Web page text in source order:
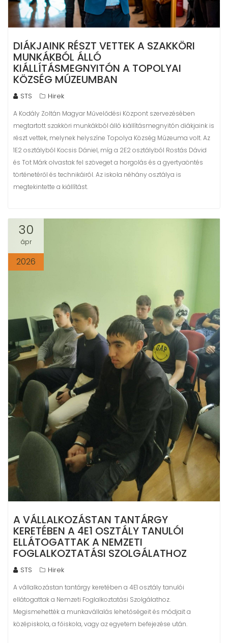
DIÁKJAINK RÉSZT VETTEK A SZAKKÖRI
MUNKÁKBÓL ÁLLÓ
KIÁLLÍTÁSMEGNYITÓN A TOPOLYAI
KÖZSÉG MÚZEUMBAN
STS Hirek
A Kodály Zoltán Magyar Művelődési Központ szervezésében
megtartott szakköri munkákból álló kiállításmegnyitón diákjaink is
részt vettek, melynek helyszíne Topolya Község Múzeuma volt. Az
1E2 osztályból Kocsis Dániel, míg a 2E2 osztályból Rostás Dávid
és Tot Márk olvastak fel szöveget a horgolás és a gyertyaöntés
történetéről és technikáiról. Az iskola néhány osztálya is
megtekintette a kiállítást.
30
ápr
2026
A VÁLLALKOZÁSTAN TANTÁRGY
KERETÉBEN A 4E1 OSZTÁLY TANULÓI
ELLÁTOGATTAK A NEMZETI
FOGLALKOZTATÁSI SZOLGÁLATHOZ
STS Hirek
A vállalkozástan tantárgy keretében a 4E1 osztály tanulói
ellátogattak a Nemzeti Foglalkoztatási Szolgálathoz.
Megismehették a munkavállalás lehetőségeit és módjait a
középiskola, a főiskola, vagy az egyetem befejezése után.